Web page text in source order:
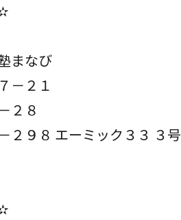
まなび
－２１
２８
８ エーミック３３ ３号